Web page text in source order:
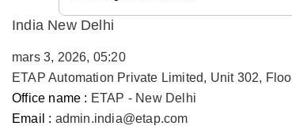
India New Delhi
mars 3, 2026, 05:20
ETAP Automation Private Limited, Unit 302,
Office name : ETAP - New Delhi
Email : admin.india@etap.com